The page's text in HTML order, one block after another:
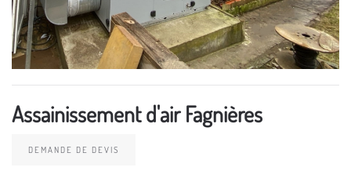
Assainissement d'air Fagnières
DEMANDE DE DEVIS